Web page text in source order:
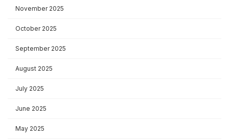
November 2025
October 2025
September 2025
August 2025
July 2025
June 2025
May 2025